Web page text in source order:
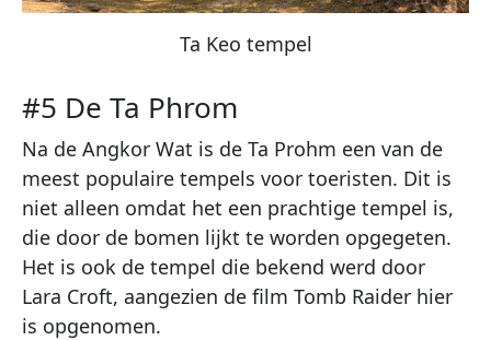
Ta Keo tempel
#5 De Ta Phrom
Na de Angkor Wat is de Ta Prohm een van de
meest populaire tempels voor toeristen. Dit is
niet alleen omdat het een prachtige tempel is,
die door de bomen lijkt te worden opgegeten.
Het is ook de tempel die bekend werd door
Lara Croft, aangezien de film Tomb Raider hier
is opgenomen.